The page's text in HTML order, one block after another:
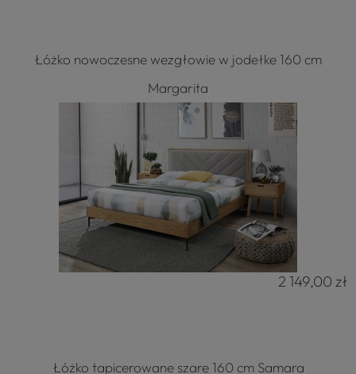
Łóżko nowoczesne wezgłowie w jodełke 160 cm
Margarita
2 149,00 zł
Łóżko tapicerowane szare 160 cm Samara